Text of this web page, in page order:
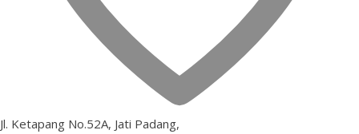
Jl. Ketapang No.52A, Jati Padang,